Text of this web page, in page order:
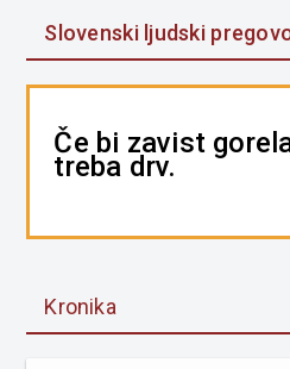
Slovenski ljudski
Če bi zavist
treba drv.
Kronika